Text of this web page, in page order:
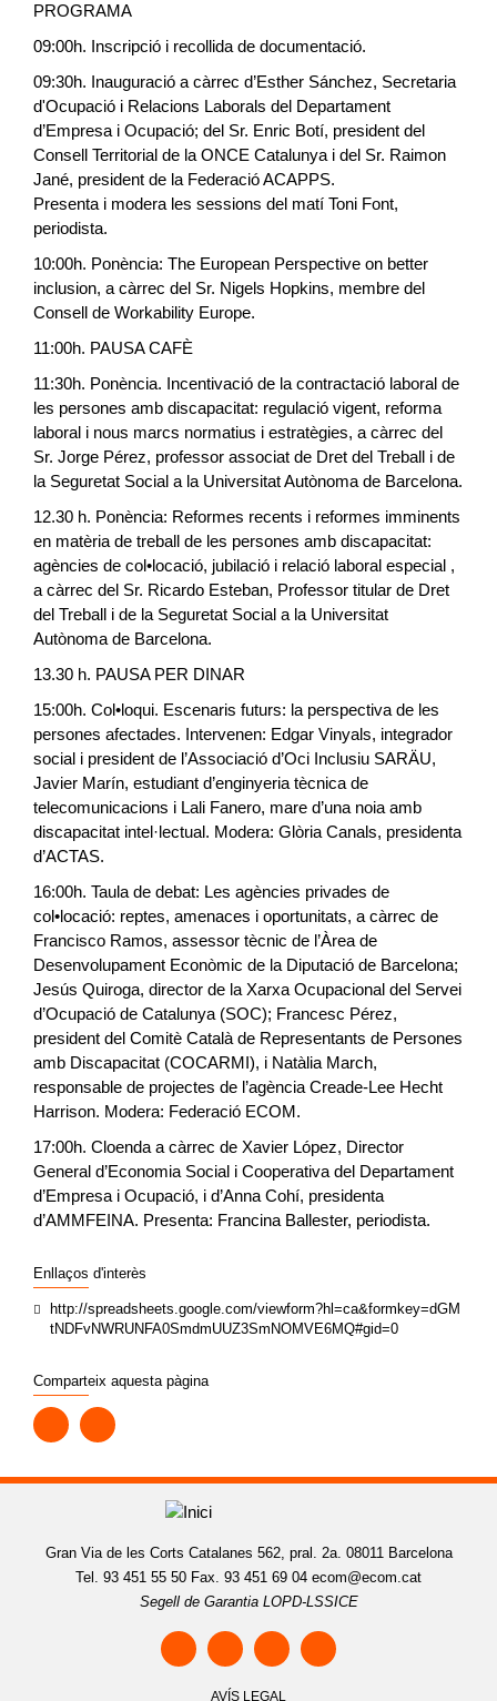
PROGRAMA
09:00h. Inscripció i recollida de documentació.
09:30h. Inauguració a càrrec d’Esther Sánchez, Secretaria
d'Ocupació i Relacions Laborals del Departament
d’Empresa i Ocupació; del Sr. Enric Botí, president del
Consell Territorial de la ONCE Catalunya i del Sr. Raimon
Jané, president de la Federació ACAPPS.
Presenta i modera les sessions del matí Toni Font,
periodista.
10:00h. Ponència: The European Perspective on better
inclusion, a càrrec del Sr. Nigels Hopkins, membre del
Consell de Workability Europe.
11:00h. PAUSA CAFÈ
11:30h. Ponència. Incentivació de la contractació laboral de
les persones amb discapacitat: regulació vigent, reforma
laboral i nous marcs normatius i estratègies, a càrrec del
Sr. Jorge Pérez, professor associat de Dret del Treball i de
la Seguretat Social a la Universitat Autònoma de Barcelona.
12.30 h. Ponència: Reformes recents i reformes imminents
en matèria de treball de les persones amb discapacitat:
agències de col•locació, jubilació i relació laboral especial ,
a càrrec del Sr. Ricardo Esteban, Professor titular de Dret
del Treball i de la Seguretat Social a la Universitat
Autònoma de Barcelona.
13.30 h. PAUSA PER DINAR
15:00h. Col•loqui. Escenaris futurs: la perspectiva de les
persones afectades. Intervenen: Edgar Vinyals, integrador
social i president de l’Associació d’Oci Inclusiu SARÄU,
Javier Marín, estudiant d’enginyeria tècnica de
telecomunicacions i Lali Fanero, mare d’una noia amb
discapacitat intel·lectual. Modera: Glòria Canals, presidenta
d’ACTAS.
16:00h. Taula de debat: Les agències privades de
col•locació: reptes, amenaces i oportunitats, a càrrec de
Francisco Ramos, assessor tècnic de l’Àrea de
Desenvolupament Econòmic de la Diputació de Barcelona;
Jesús Quiroga, director de la Xarxa Ocupacional del Servei
d’Ocupació de Catalunya (SOC); Francesc Pérez,
president del Comitè Català de Representants de Persones
amb Discapacitat (COCARMI), i Natàlia March,
responsable de projectes de l’agència Creade-Lee Hecht
Harrison. Modera: Federació ECOM.
17:00h. Cloenda a càrrec de Xavier López, Director
General d’Economia Social i Cooperativa del Departament
d’Empresa i Ocupació, i d’Anna Cohí, presidenta
d’AMMFEINA. Presenta: Francina Ballester, periodista.
Enllaços d'interès
http://spreadsheets.google.com/viewform?hl=ca&formkey=dGM
tNDFvNWRUNFA0SmdmUUZ3SmNOMVE6MQ#gid=0
Comparteix aquesta pàgina
Gran Via de les Corts Catalanes 562, pral. 2a. 08011 Barcelona
Tel. 93 451 55 50 Fax. 93 451 69 04 ecom@ecom.cat
Segell de Garantia LOPD-LSSICE
AVÍS LEGAL